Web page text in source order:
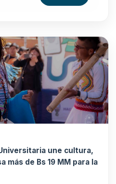
une cultura,
más de Bs 19 MM para la